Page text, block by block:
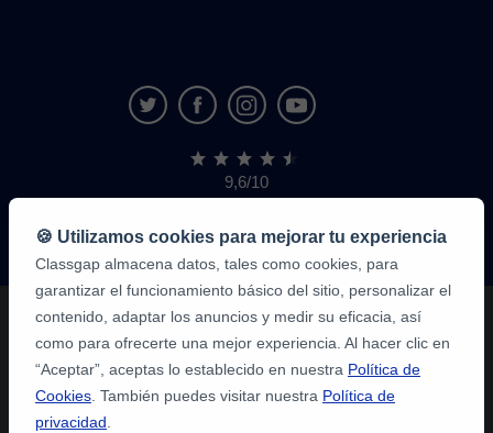
9,6/10
1.339.284
de
alumnos
🍪 Utilizamos cookies para mejorar tu experiencia
Classgap almacena datos, tales como cookies, para
garantizar el funcionamiento básico del sitio, personalizar el
contenido, adaptar los anuncios y medir su eficacia, así
como para ofrecerte una mejor experiencia. Al hacer clic en
“Aceptar”, aceptas lo establecido en nuestra Política de
Cookies . También puedes visitar nuestra Política de
privacidad